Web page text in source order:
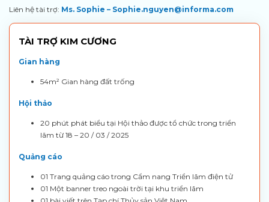
Liên hệ tài trợ: Ms. Sophie – Sophie.nguyen@informa.com
TÀI TRỢ KIM CƯƠNG
Gian hàng
54m² Gian hàng đất trống
Hội thảo
20 phút phát biểu tại Hội thảo được tổ chức trong triển
lãm từ 18 – 20 / 03 / 2025
Quảng cáo
01 Trang quảng cáo trong Cẩm nang Triển lãm điện tử
01 Một banner treo ngoài trời tại khu triển lãm